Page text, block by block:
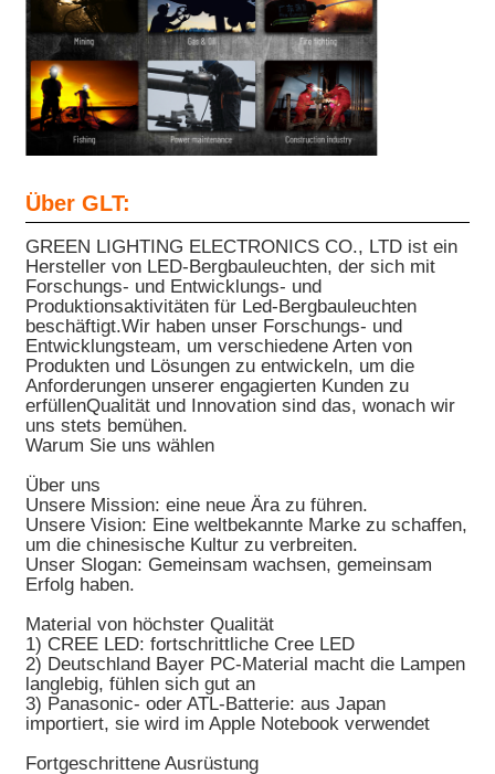
Über GLT:
GREEN LIGHTING ELECTRONICS CO., LTD ist ein
Hersteller von LED-Bergbauleuchten, der sich mit
Forschungs- und Entwicklungs- und
Produktionsaktivitäten für Led-Bergbauleuchten
beschäftigt.Wir haben unser Forschungs- und
Entwicklungsteam, um verschiedene Arten von
Produkten und Lösungen zu entwickeln, um die
Anforderungen unserer engagierten Kunden zu
erfüllenQualität und Innovation sind das, wonach wir
uns stets bemühen.
Warum Sie uns wählen
Über uns
Unsere Mission: eine neue Ära zu führen.
Unsere Vision: Eine weltbekannte Marke zu schaffen,
um die chinesische Kultur zu verbreiten.
Unser Slogan: Gemeinsam wachsen, gemeinsam
Erfolg haben.
Material von höchster Qualität
1) CREE LED: fortschrittliche Cree LED
2) Deutschland Bayer PC-Material macht die Lampen
langlebig, fühlen sich gut an
3) Panasonic- oder ATL-Batterie: aus Japan
importiert, sie wird im Apple Notebook verwendet
Fortgeschrittene Ausrüstung